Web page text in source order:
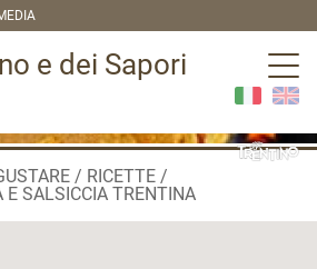
e dei Sapori
RICETTE
E SALSICCIA TRENTINA